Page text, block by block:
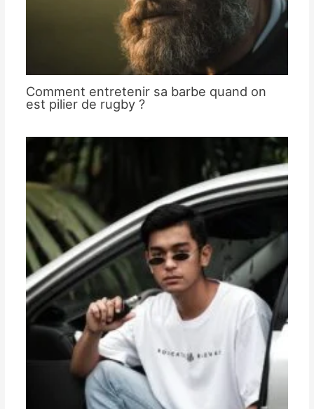
Comment entretenir sa barbe quand on
est pilier de rugby ?